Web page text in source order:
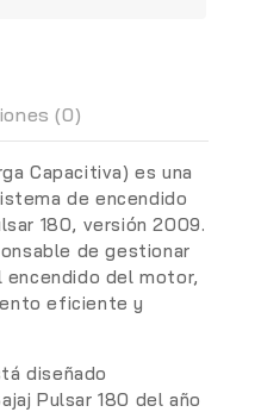
(0)
Capacitiva) es una
de encendido
180, versión 2009.
de gestionar
encendido del motor,
eficiente y
diseñado
Pulsar 180 del año